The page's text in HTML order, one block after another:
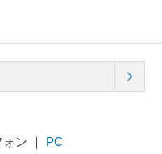
ン ｜ PC